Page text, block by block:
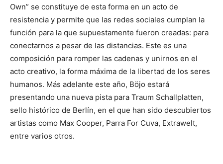
Own” se constituye de esta forma en un acto de
resistencia y permite que las redes sociales cumplan la
función para la que supuestamente fueron creadas: para
conectarnos a pesar de las distancias. Este es una
composición para romper las cadenas y unirnos en el
acto creativo, la forma máxima de la libertad de los seres
humanos. Más adelante este año, Böjo estará
presentando una nueva pista para Traum Schallplatten,
sello histórico de Berlín, en el que han sido descubiertos
artistas como Max Cooper, Parra For Cuva, Extrawelt,
entre varios otros.